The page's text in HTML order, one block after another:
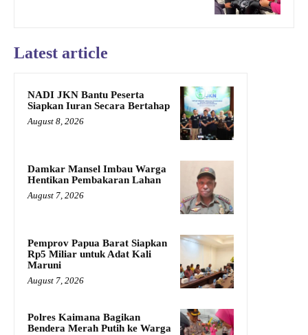
Latest article
NADI JKN Bantu Peserta
Siapkan Iuran Secara Bertahap
August 8, 2026
Damkar Mansel Imbau Warga
Hentikan Pembakaran Lahan
August 7, 2026
Pemprov Papua Barat Siapkan
Rp5 Miliar untuk Adat Kali
Maruni
August 7, 2026
Polres Kaimana Bagikan
Bendera Merah Putih ke Warga